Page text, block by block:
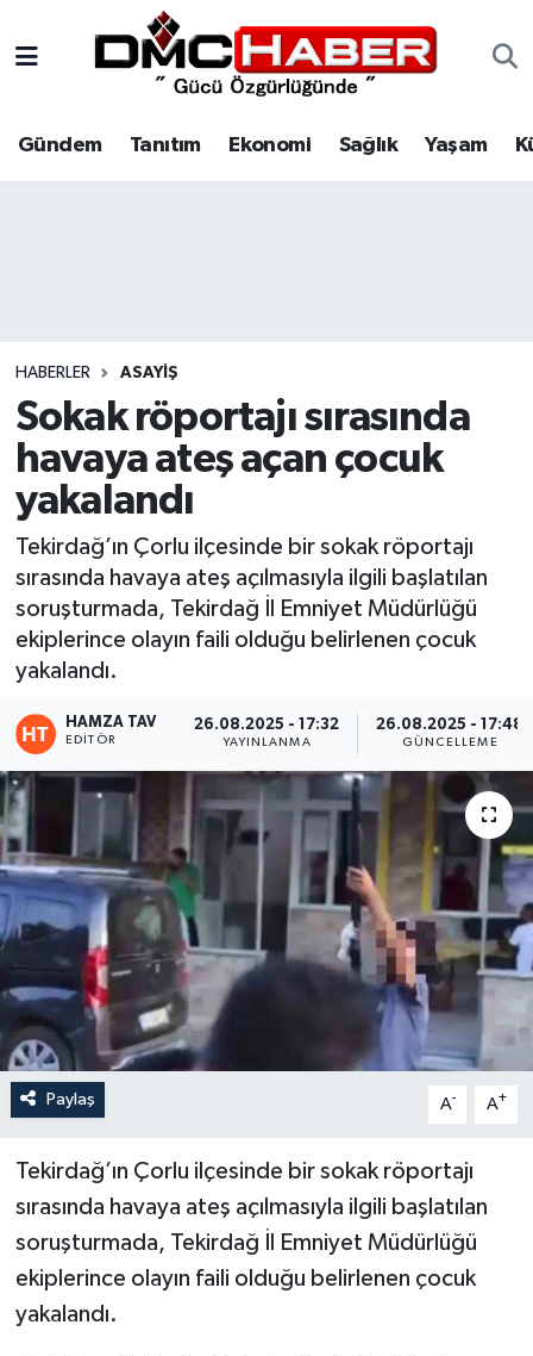
Gündem Tanıtım Ekonomi Sağlık Yaşam
HABERLER ASAYIŞ
Sokak röportajı sırasında
havaya ateş açan çocuk
yakalandı
Tekirdağ’ın Çorlu ilçesinde bir sokak röportajı
sırasında havaya ateş açılmasıyla ilgili başlatılan
soruşturmada, Tekirdağ İl Emniyet Müdürlüğü
ekiplerince olayın faili olduğu belirlenen çocuk
yakalandı.
HAMZA TAV
EDITÖR
26.08.2025 - 17:32
YAYINLANMA
26.08.2025 - 17:48
GÜNCELLEME
Paylaş A- A+
Tekirdağ’ın Çorlu ilçesinde bir sokak röportajı
sırasında havaya ateş açılmasıyla ilgili başlatılan
soruşturmada, Tekirdağ İl Emniyet Müdürlüğü
ekiplerince olayın faili olduğu belirlenen çocuk
yakalandı.
Tanıtım
Spor
Siyaset
Eğitim
Teknoloji
Nöbetçi Eczaneler
Hava Durumu
Haber Arşivi